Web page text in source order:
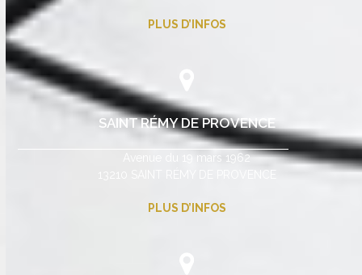
PLUS D’INFOS
SAINT RÉMY DE PROVENCE
Avenue du 19 mars 1962
PLUS D’INFOS